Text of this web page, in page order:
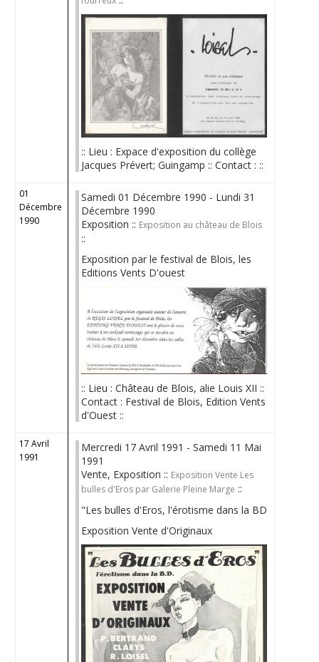
:: Lieu : Expace d'exposition du collège
Jacques Prévert; Guingamp :: Contact : ::
01
Décembre
1990
Samedi 01 Décembre 1990 - Lundi 31
Décembre 1990
Exposition :: Exposition au château de Blois
::
Exposition par le festival de Blois, les
Editions Vents D'ouest
:: Lieu : Château de Blois, alie Louis XII ::
Contact : Festival de Blois, Edition Vents
d'Ouest ::
17 Avril
1991
Mercredi 17 Avril 1991 - Samedi 11 Mai
1991
Vente, Exposition :: Exposition Vente Les
bulles d'Eros par Galerie Pleine Marge ::
"Les bulles d'Eros, l'érotisme dans la BD
Exposition Vente d'Originaux